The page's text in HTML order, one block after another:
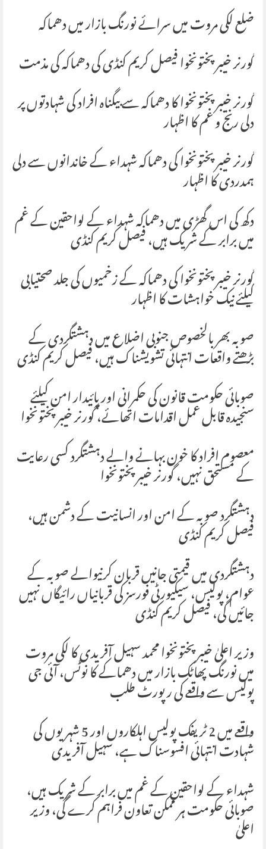
ضلع لکی مروت میں سرائے نورنگ بازار میں دھماکہ
گورنر خیبرپختونخوا فیصل کریم کنڈی کی دھماکہ کی مذمت
گورنر خیبرپختونخوا کا دھماکہ سے بیگناہ افراد کی شہادتوں پر
دلی رنج و غم کا اظہار
گورنر خیبرپختونخوا کی دھماکہ شہداء کے خاندانوں سے دلی
ہمدردی کا اظہار
دکھ کی اس گھڑی میں دھماکہ شہداء کے لواحقین کے غم
میں برابر کے شریک ہیں، فیصل کریم کنڈی
گورنر خیبرپختونخوا کی دھماکہ کے زخمیوں کی جلد صحتیابی
کیلئے نیک خواہشات کا اظہار
صوبہ بھر بالخصوص جنوبی اضلاع میں دہشتگردی کے
بڑھتے واقعات انتہائی تشویشناک ہیں، فیصل کریم کنڈی
صوبائی حکومت قانون کی حکمرانی اور پائیدار امن کیلئے
سنجیدہ قابل عمل اقدامات اتھائے، گورنر خیبرپختونخوا
معصوم افراد کا خون بہانے والے دہشتگرد کسی رعایت
کے مستحق نہیں، گورنر خیبرپختونخوا
دہشتگرد صوبہ کے امن اور انسانیت کے دشمن ہیں،
فیصل کریم کنڈی
دہشتگردی میں قیمتی جانیں قربان کرنیوالے صوبہ کے
عوام، پولیس، سیکیورٹی فورسز کی قربانیاں رائیگاں نہیں
جائیں گی، فیصل کریم کنڈی
وزیر اعلیٰ خیبرپختونخوا محمد سہیل آفریدی کا لکی مروت
میں نورنگ پھاٹک بازار میں دھماکے کا نوٹس، آئی جی
پولیس سے واقعے کی رپورٹ طلب
واقعے میں 2 ٹریفک پولیس اہلکاروں اور 5 شہریوں کی
شہادت انتہائی افسوسناک ہے، سہیل آفریدی
شہداء کے لواحقین کے غم میں برابر کے شریک ہیں،
صوبائی حکومت ہر ممکن تعاون فراہم کرے گی، وزیر
اعلیٰ